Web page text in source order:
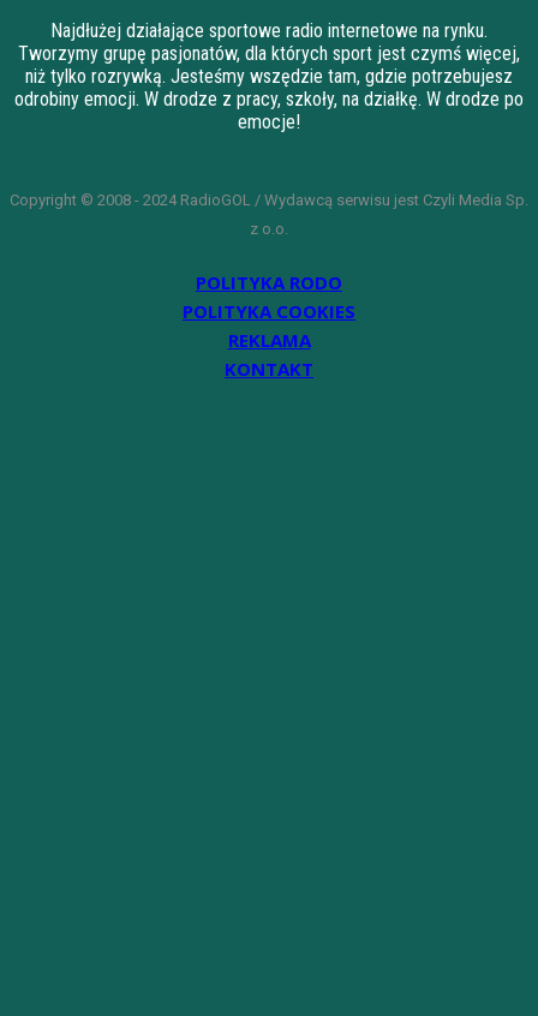
Najdłużej działające sportowe radio internetowe na rynku.
Tworzymy grupę pasjonatów, dla których sport jest czymś więcej,
niż tylko rozrywką. Jesteśmy wszędzie tam, gdzie potrzebujesz
odrobiny emocji. W drodze z pracy, szkoły, na działkę. W drodze po
emocje!
Copyright © 2008 - 2024 RadioGOL / Wydawcą serwisu jest Czyli Media Sp.
z o.o.
POLITYKA RODO
POLITYKA COOKIES
REKLAMA
KONTAKT